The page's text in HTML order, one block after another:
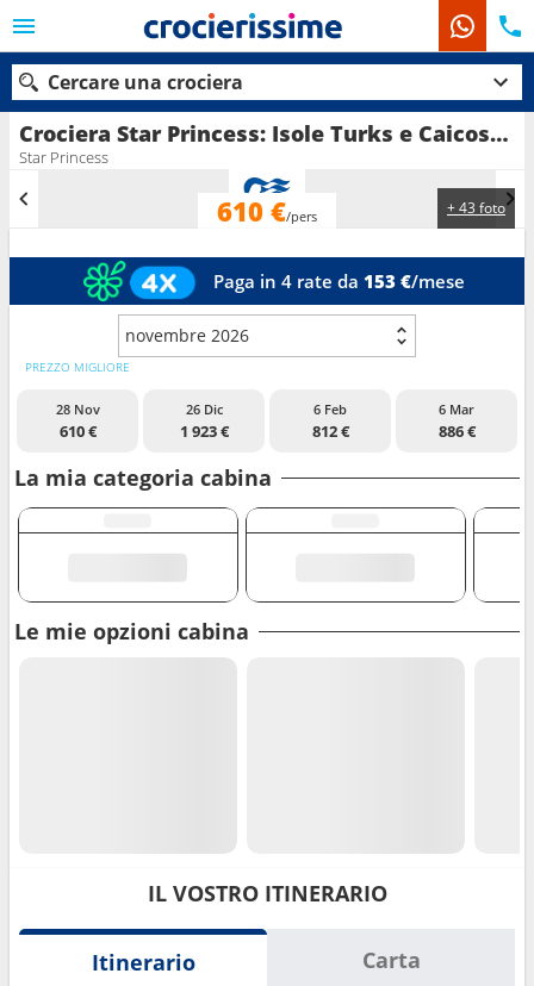
Crociera Star Princess: Isole Turks e Caicos, Repubblica dominicana, Bahamas, Stati uniti in partenza da Fort Lauderdale
Star Princess
+ 43 foto
610 €/pers
Paga in 4 rate da 153 €/mese
novembre 2026
PREZZO MIGLIORE
28 Nov
610 €
26 Dic
1 923 €
6 Feb
812 €
6 Mar
886 €
La mia categoria cabina
Le mie opzioni cabina
IL VOSTRO ITINERARIO
Itinerario Carta
Cercare una crociera
Le nostre destinazioni
Mesi di partenza
Compagnie